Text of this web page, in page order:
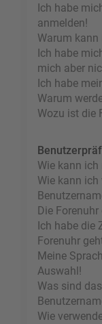
Ich habe
anmelden!
Warum
Ich habe
mich aber
Ich habe
Warum
Wozu ist die
Wie kann
Wie kann ich
Die
Ich habe die
Forenuhr
Meine
Auswahl!
Was sind
Wie